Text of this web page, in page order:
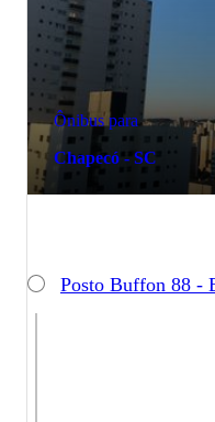
Ônibus para
Chapecó - SC
Posto Buffon 88 -